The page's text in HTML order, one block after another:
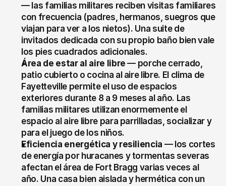
— las familias militares reciben visitas familiares
con frecuencia (padres, hermanos, suegros que
viajan para ver a los nietos). Una suite de
invitados dedicada con su propio baño bien vale
los pies cuadrados adicionales.
Área de estar al aire libre — porche cerrado,
patio cubierto o cocina al aire libre. El clima de
Fayetteville permite el uso de espacios
exteriores durante 8 a 9 meses al año. Las
familias militares utilizan enormemente el
espacio al aire libre para parrilladas, socializar y
para el juego de los niños.
Eficiencia energética y resiliencia — los cortes
de energía por huracanes y tormentas severas
afectan el área de Fort Bragg varias veces al
año. Una casa bien aislada y hermética con un